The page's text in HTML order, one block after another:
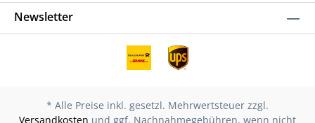
Newsletter
* Alle Preise inkl. gesetzl. Mehrwertsteuer zzgl.
Versandkosten und ggf. Nachnahmegebühren, wenn nicht